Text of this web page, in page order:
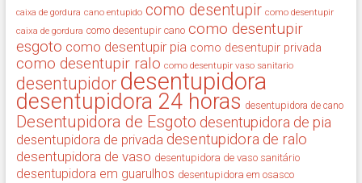
caixa de gordura cano entupido como desentupir como desentupir
caixa de gordura como desentupir cano como desentupir
esgoto como desentupir pia como desentupir privada
como desentupir ralo como desentupir vaso sanitario
desentupidor desentupidora
desentupidora 24 horas desentupidora de cano
Desentupidora de Esgoto desentupidora de pia
desentupidora de privada desentupidora de ralo
desentupidora de vaso desentupidora de vaso sanitário
desentupidora em guarulhos desentupidora em osasco